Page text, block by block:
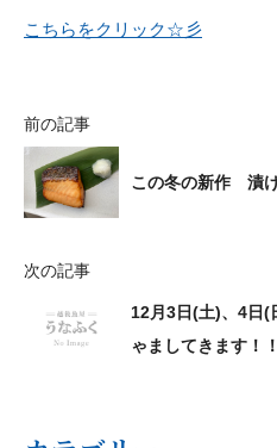
こちらをクリック☆彡
前の記事
この冬の新作 漬
次の記事
12月3日(土)、4日(
ゃましてきます！！